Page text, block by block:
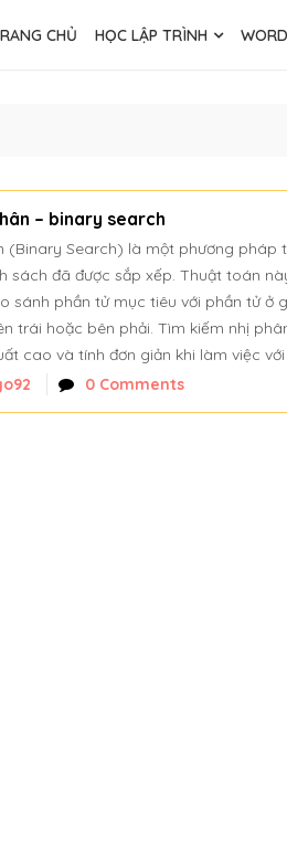
CHỦ HỌC LẬP TRÌNH
– binary search
(Binary Search) là một phương pháp
sách đã được sắp xếp. Thuật toán
sánh phần tử mục tiêu với phần tử ở
trái hoặc bên phải. Tìm kiếm nhị
cao và tính đơn giản khi làm việc
0 Comments